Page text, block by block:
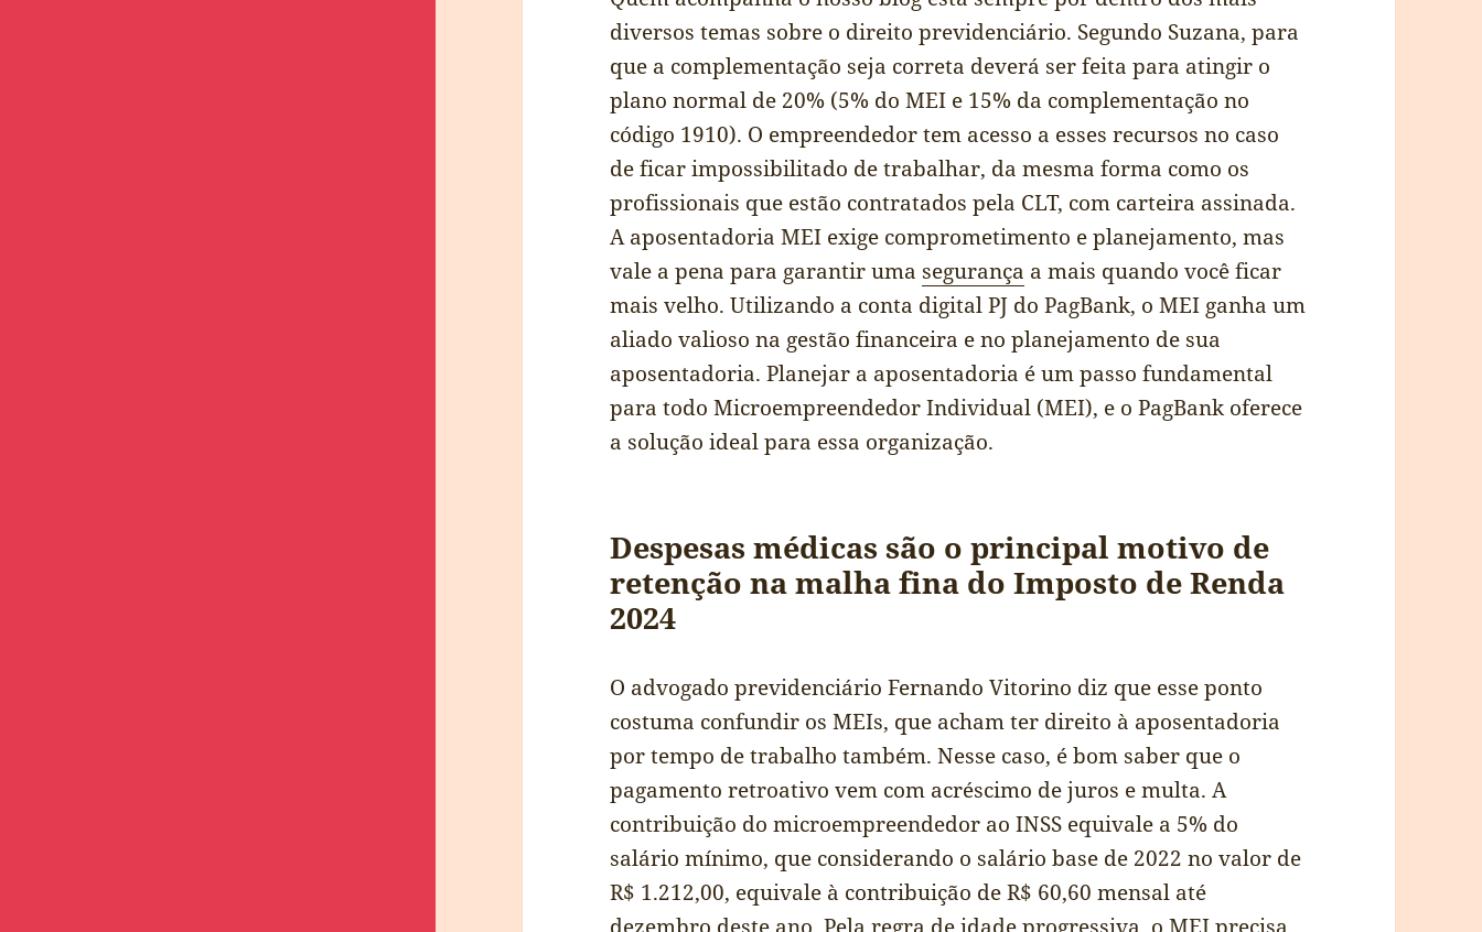
diversos temas sobre o direito previdenciário. Segundo Suzana, para
que a complementação seja correta deverá ser feita para atingir o
plano normal de 20% (5% do MEI e 15% da complementação no
código 1910). O empreendedor tem acesso a esses recursos no caso
de ficar impossibilitado de trabalhar, da mesma forma como os
profissionais que estão contratados pela CLT, com carteira assinada.
A aposentadoria MEI exige comprometimento e planejamento, mas
vale a pena para garantir uma segurança a mais quando você ficar
mais velho. Utilizando a conta digital PJ do PagBank, o MEI ganha um
aliado valioso na gestão financeira e no planejamento de sua
aposentadoria. Planejar a aposentadoria é um passo fundamental
para todo Microempreendedor Individual (MEI), e o PagBank oferece
a solução ideal para essa organização.
Despesas médicas são o principal motivo de
retenção na malha fina do Imposto de Renda
2024
O advogado previdenciário Fernando Vitorino diz que esse ponto
costuma confundir os MEIs, que acham ter direito à aposentadoria
por tempo de trabalho também. Nesse caso, é bom saber que o
pagamento retroativo vem com acréscimo de juros e multa. A
contribuição do microempreendedor ao INSS equivale a 5% do
salário mínimo, que considerando o salário base de 2022 no valor de
R$ 1.212,00, equivale à contribuição de R$ 60,60 mensal até